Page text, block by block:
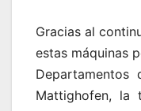
Gracias al
estas máquinas
Mattighofen, la